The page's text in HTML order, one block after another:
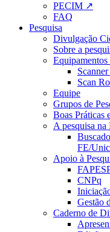
PECIM ↗
FAQ
Pesquisa
Divulgação
Sobre a
Scan
Equipe
Grupos de
Boas Práticas
A pesquisa na
FE/
Apoio à
CNPq
Gestão
Caderno de